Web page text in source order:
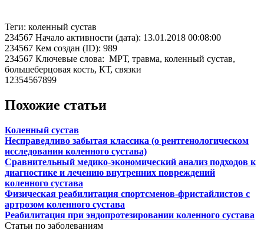
Теги: коленный сустав
234567 Начало активности (дата): 13.01.2018 00:08:00
234567 Кем создан (ID): 989
234567 Ключевые слова: МРТ, травма, коленный сустав,
большеберцовая кость, КТ, связки
12354567899
Похожие статьи
Коленный сустав
Несправедливо забытая классика (о рентгенологическом
исследовании коленного сустава)
Сравнительный медико-экономический анализ подходов к
диагностике и лечению внутренних повреждений
коленного сустава
Физическая реабилитация спортсменов-фристайлистов с
артрозом коленного сустава
Реабилитация при эндопротезировании коленного сустава
Статьи по заболеваниям